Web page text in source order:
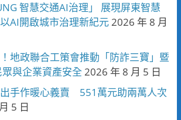
智慧交通AI治理」 展現屏東智慧
AI開啟城市治理新紀元2026 年 8 月
地政聯合工策會推動「防詐三寶」暨
與企業資產安全 2026 年 8 月 5 日
手作暖心義賣 551萬元助兩萬人次
5 日